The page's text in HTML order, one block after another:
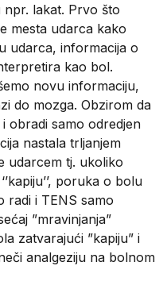
npr. lakat. Prvo što
mesta udarca kako
udarca, informacija o
kao bol.
novu informaciju,
do mozga. Obzirom da
obradi samo odredjen
nastala trljanjem
udarcem tj. ukoliko
poruka o bolu
radi i TENS samo
”mravinjanja”
zatvarajući ”kapiju” i
analgeziju na bolnom